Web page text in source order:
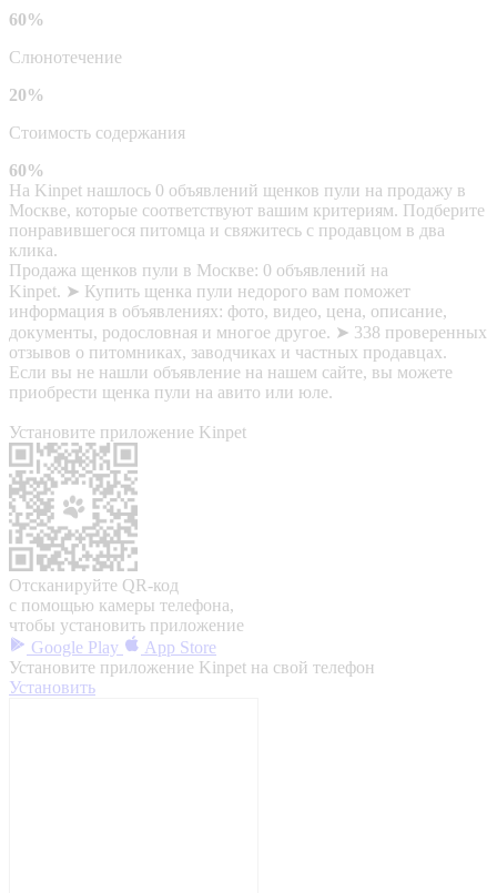
60%
Слюнотечение
20%
Стоимость содержания
60%
На Kinpet нашлось 0 объявлений щенков пули на продажу в
Москве, которые соответствуют вашим критериям. Подберите
понравившегося питомца и свяжитесь с продавцом в два
клика.
Продажа щенков пули в Москве: 0 объявлений на
Kinpet. ➤ Купить щенка пули недорого вам поможет
информация в объявлениях: фото, видео, цена, описание,
документы, родословная и многое другое. ➤ 338 проверенных
отзывов о питомниках, заводчиках и частных продавцах.
Если вы не нашли объявление на нашем сайте, вы можете
приобрести щенка пули на авито или юле.
Установите приложение Kinpet
Отсканируйте QR-код
с помощью камеры телефона,
чтобы установить приложение
Google Play
App Store
Установите приложение Kinpet на свой телефон
Установить